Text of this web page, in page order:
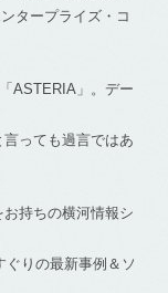
タープライズ・コ
ASTERIA」。デー
っても過言ではあ
持ちの横河情報シ
ぐりの最新事例＆ソ